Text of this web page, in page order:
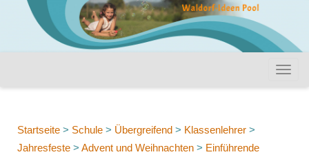
Startseite > Schule > Übergreifend > Klassenlehrer >
Jahresfeste > Advent und Weihnachten > Einführende